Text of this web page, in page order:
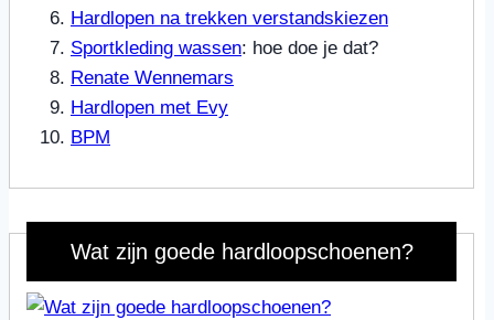
Hardlopen na trekken verstandskiezen
Sportkleding wassen: hoe doe je dat?
Renate Wennemars
Hardlopen met Evy
BPM
Wat zijn goede hardloopschoenen?